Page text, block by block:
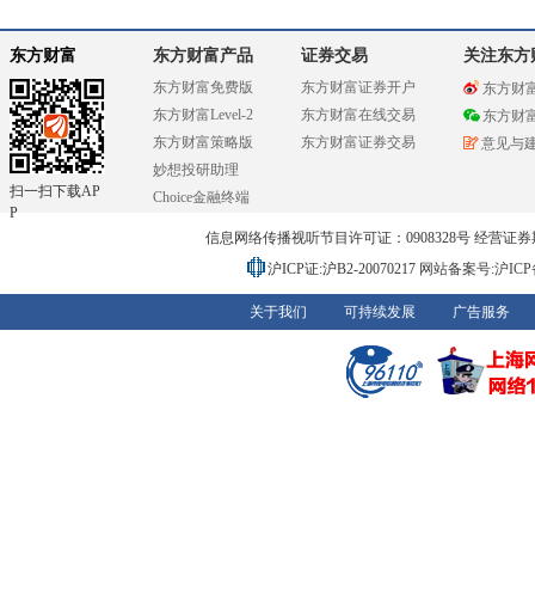
东方财富
扫一扫下载AP
P
东方财富产品
东方财富免费版
东方财富Level-2
东方财富策略版
妙想投研助理
Choice金融终端
证券交易
东方财富证券开户
东方财富在线交易
东方财富证券交易
关注东方
东方财
东方财
意见与
信息网络传播视听节目许可证：0908328号 经营证
沪ICP证:沪B2-20070217 网站备案号:沪
关于我们 可持续发展 广告服务